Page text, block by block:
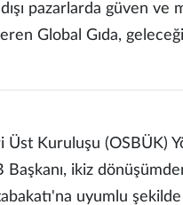
pazarlarda güven ve
Global Gıda,
Üst Kuruluşu (OSBÜK)
ikiz
uyumlu